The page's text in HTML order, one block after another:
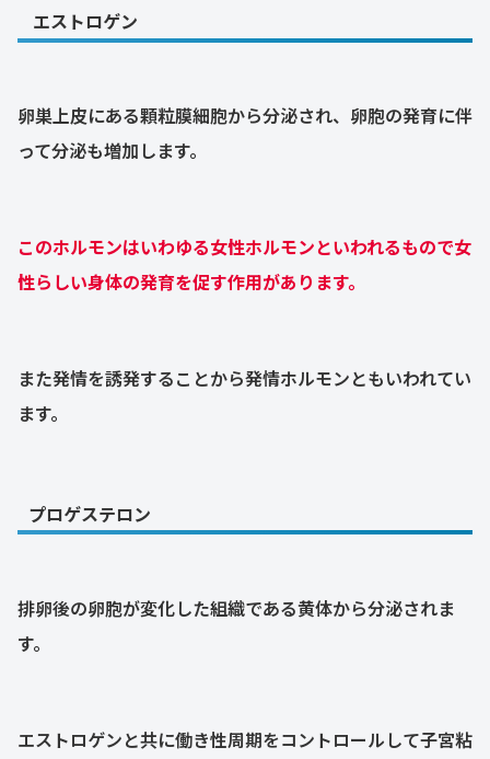
エストロゲン
卵巣上皮にある顆粒膜細胞から分泌され、卵胞の発育に伴
って分泌も増加します。
このホルモンはいわゆる女性ホルモンといわれるもので女
性らしい身体の発育を促す作用があります。
また発情を誘発することから発情ホルモンともいわれてい
ます。
プロゲステロン
排卵後の卵胞が変化した組織である黄体から分泌されま
す。
エストロゲンと共に働き性周期をコントロールして子宮粘